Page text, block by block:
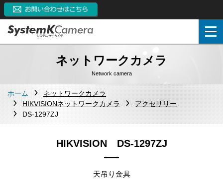
ネットワークカメラ
Network camera
ホーム
ネットワークカメラ
HIKVISIONネットワークカメラ
アクセサリー
DS-1297ZJ
HIKVISION DS-1297ZJ
天吊り金具